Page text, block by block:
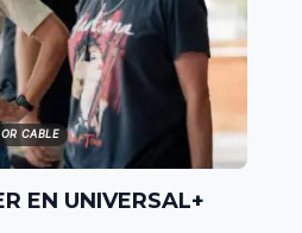
CABLE
EN UNIVERSAL+